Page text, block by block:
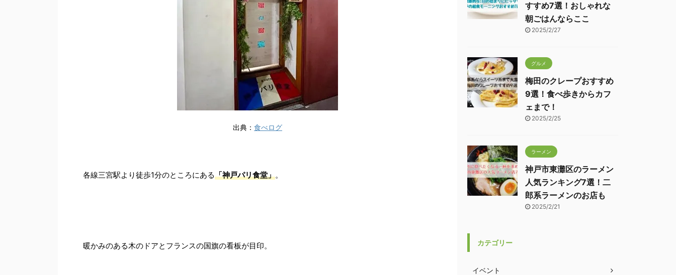
出典： 食べログ
各線三宮駅より徒歩1分のところにある「神戸パリ食堂」。
暖かみのある木のドアとフランスの国旗の看板が目印。
すすめ7選！おしゃれな
朝ごはんならここ
2025/2/27
グルメ
梅田のクレープおすすめ
9選！食べ歩きからカフ
ェまで！
2025/2/25
ラーメン
神戸市東灘区のラーメン
人気ランキング7選！二
郎系ラーメンのお店も
2025/2/21
カテゴリー
イベント